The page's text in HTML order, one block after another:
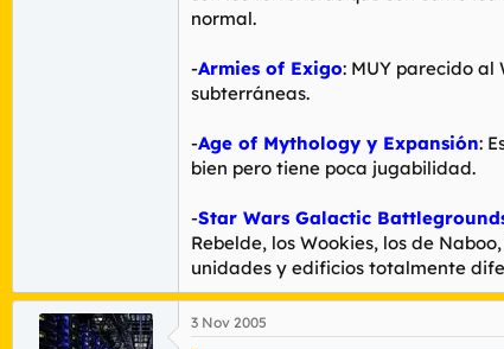
normal.
-Armies of Exigo: MUY parecido
subterráneas.
-Age of Mythology y Expansión:
bien pero tiene poca jugabilidad.
-Star Wars Galactic
Rebelde, los Wookies, los de
unidades y edificios totalmente
3 Nov 2005